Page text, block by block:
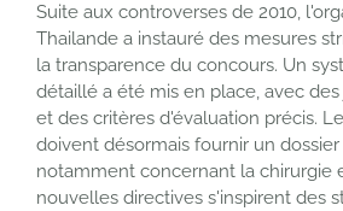
Suite aux controverses de 2010,
Thailande a instauré des mesures
la transparence du concours. Un
détaillé a été mis en place, avec
et des critères d'évaluation précis.
doivent désormais fournir un
notamment concernant la chirurgie
nouvelles directives s'inspirent des